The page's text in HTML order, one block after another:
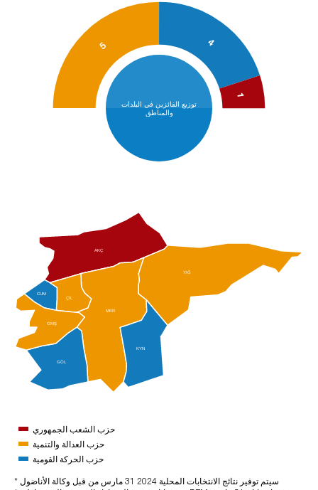
5 4
1
توزيع الفائزين في البلدات
والمناطق
AKÇ
MER
YIĞ
CUM
GÖL
ÇİL
GMŞ
KYN
حزب الشعب الجمهوري
حزب العدالة والتنمية
حزب الحركة القومية
* سيتم توفير نتائج الانتخابات المحلية 2024 31 مارس من قبل وكالة الأناضول